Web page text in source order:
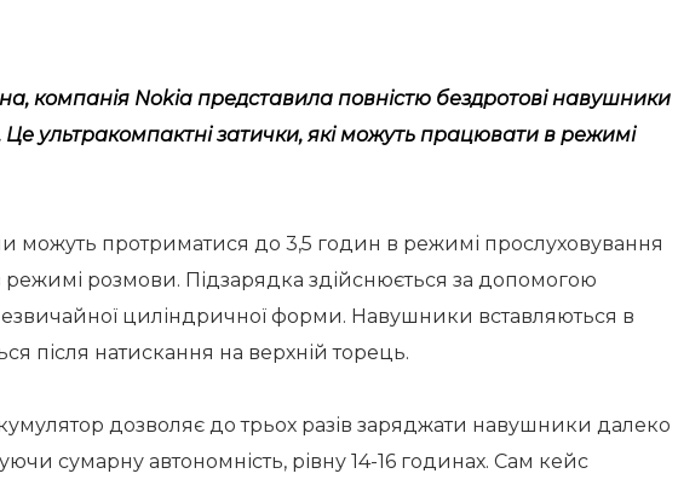
компанія Nokia представила повністю бездротові навушники
ультракомпактні затички, які можуть працювати в режимі
можуть протриматися до 3,5 годин в режимі прослуховування
розмови. Підзарядка здійснюється за допомогою
циліндричної форми. Навушники вставляються в
після натискання на верхній торець.
дозволяє до трьох разів заряджати навушники далеко
сумарну автономність, рівну 14-16 годинах. Сам кейс